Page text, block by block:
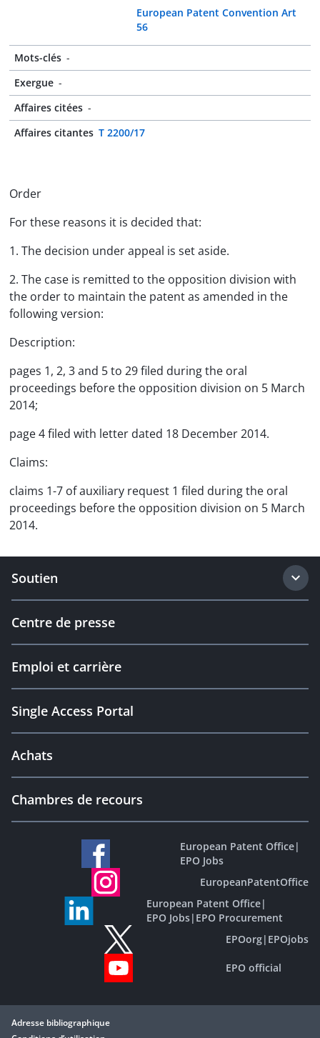
European Patent Convention Art
56
Mots-clés -
Exergue -
Affaires citées -
Affaires citantes T 2200/17
Order
For these reasons it is decided that:
1. The decision under appeal is set aside.
2. The case is remitted to the opposition division with
the order to maintain the patent as amended in the
following version:
Description:
pages 1, 2, 3 and 5 to 29 filed during the oral
proceedings before the opposition division on 5 March
2014;
page 4 filed with letter dated 18 December 2014.
Claims:
claims 1-7 of auxiliary request 1 filed during the oral
proceedings before the opposition division on 5 March
2014.
Soutien
Centre de presse
Emploi et carrière
Single Access Portal
Achats
Chambres de recours
European Patent Office|
EPO Jobs
EuropeanPatentOffice
European Patent Office|
EPO Jobs| EPO Procurement
EPOorg| EPOjobs
EPO official
Adresse bibliographique